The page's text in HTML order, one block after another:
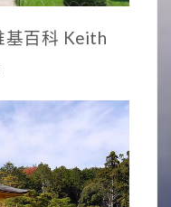
百科 Keith